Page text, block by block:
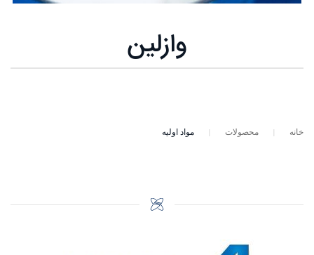
وازلین
خانه محصولات مواد اولیه